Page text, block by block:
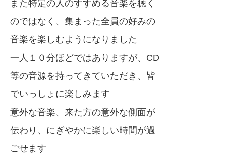
また特定の人のすすめる音楽を聴く
のではなく、集まった全員の好みの
音楽を楽しむようになりました
一人１０分ほどではありますが、CD
等の音源を持ってきていただき、皆
でいっしょに楽しみます
意外な音楽、来た方の意外な側面が
伝わり、にぎやかに楽しい時間が過
ごせます